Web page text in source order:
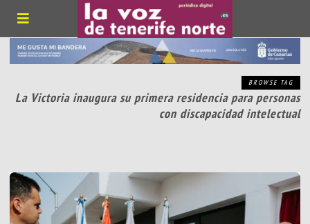
BROWSE TAG
La Victoria inaugura su primera residencia para personas
con discapacidad intelectual